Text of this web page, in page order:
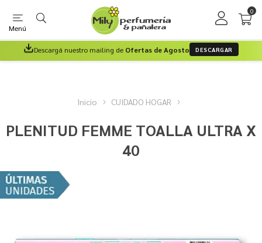
Menú
0
Descargá nuestro mailing de Ofertas de Agosto DESCARGAR
Inicio CUIDADO HOGAR
PLENITUD FEMME TOALLA ULTRA X
40